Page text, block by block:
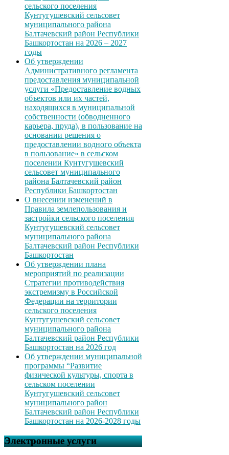
сельского поселения
Кунтугушевский сельсовет
муниципального района
Балтачевский район Республики
Башкортостан на 2026 – 2027
годы
Об утверждении
Административного регламента
предоставления муниципальной
услуги «Предоставление водных
объектов или их частей,
находящихся в муниципальной
собственности (обводненного
карьера, пруда), в пользование на
основании решения о
предоставлении водного объекта
в пользование» в сельском
поселении Кунтугушевский
сельсовет муниципального
района Балтачевский район
Республики Башкортостан
О внесении изменений в
Правила землепользования и
застройки сельского поселения
Кунтугушевский сельсовет
муниципального района
Балтачевский район Республики
Башкортостан
Об утверждении плана
мероприятий по реализации
Стратегии противодействия
экстремизму в Российской
Федерации на территории
сельского поселения
Кунтугушевский сельсовет
муниципального района
Балтачевский район Республики
Башкортостан на 2026 год
Об утверждении муниципальной
программы “Развитие
физической культуры, спорта в
сельском поселении
Кунтугушевский сельсовет
муниципального район
Балтачевский район Республики
Башкортостан на 2026-2028 годы
Электронные услуги